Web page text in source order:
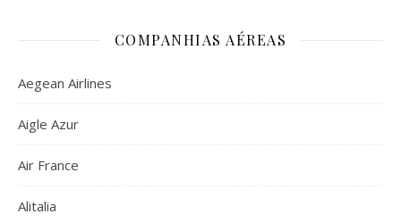
COMPANHIAS AÉREAS
Aegean Airlines
Aigle Azur
Air France
Alitalia